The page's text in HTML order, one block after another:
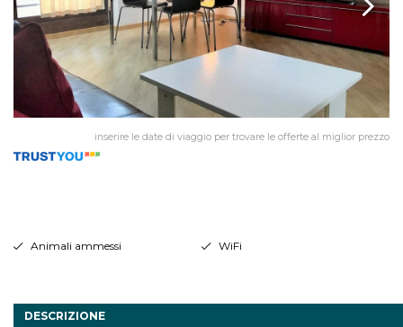
inserire le date di viaggio per trovare le offerte al miglior prezzo
Animali ammessi WiFi
DESCRIZIONE